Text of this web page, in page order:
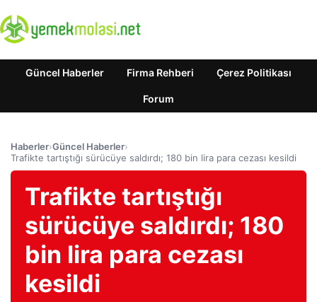
Güncel Haberler Firma Rehberi Çerez Politikası
Forum
Haberler›Güncel Haberler›
Trafikte tartıştığı sürücüye saldırdı; 180 bin lira para cezası kesildi
Trafikte tartıştığı
sürücüye saldırdı; 180
bin lira para cezası
kesildi